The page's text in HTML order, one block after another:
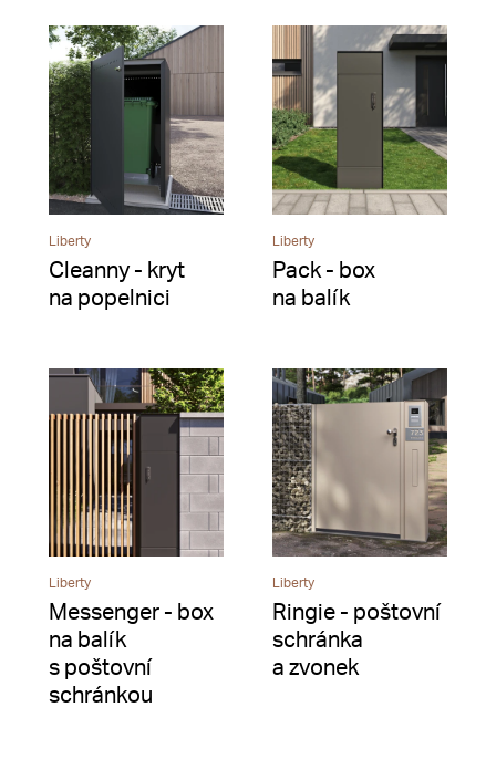
Liberty
Cleanny - kryt
na popelnici
Liberty
Pack - box
na balík
Liberty
Messenger - box
na balík
s poštovní
schránkou
Liberty
Ringie - poštovní
schránka
a zvonek